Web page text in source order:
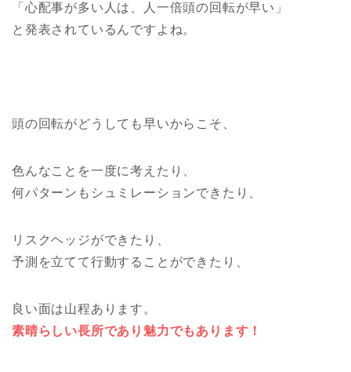
「心配事が多い人は、人一倍頭の回転が早い」
と発表されているんですよね。
頭の回転がどうしても早いからこそ、
色んなことを一度に考えたり、
何パターンもシュミレーションできたり、
リスクヘッジができたり、
予測を立てて行動することができたり、
良い面は山程あります。
素晴らしい長所であり魅力でもあります！